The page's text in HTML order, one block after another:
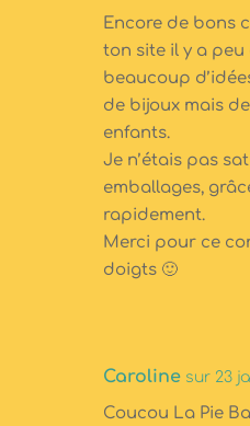
Encore de bons
ton site il y a
beaucoup
de bijoux mais
enfants.
Je n’étais pas
emballages,
rapidement.
Merci pour ce
doigts 🙂
Caroline sur 23
Coucou La Pie